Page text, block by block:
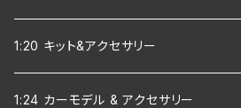
1:20 キット&アクセサリー
1:24 カーモデル & アクセサリー